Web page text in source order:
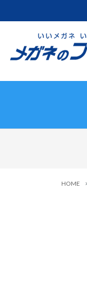
HOME